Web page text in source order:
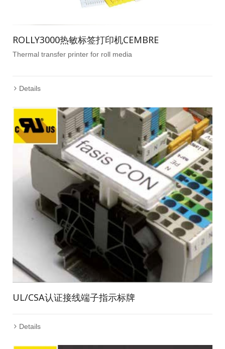
ROLLY3000热敏标签打印机CEMBRE
Thermal transfer printer for roll media
Details
UL/CSA认证接线端子指示标牌
Details